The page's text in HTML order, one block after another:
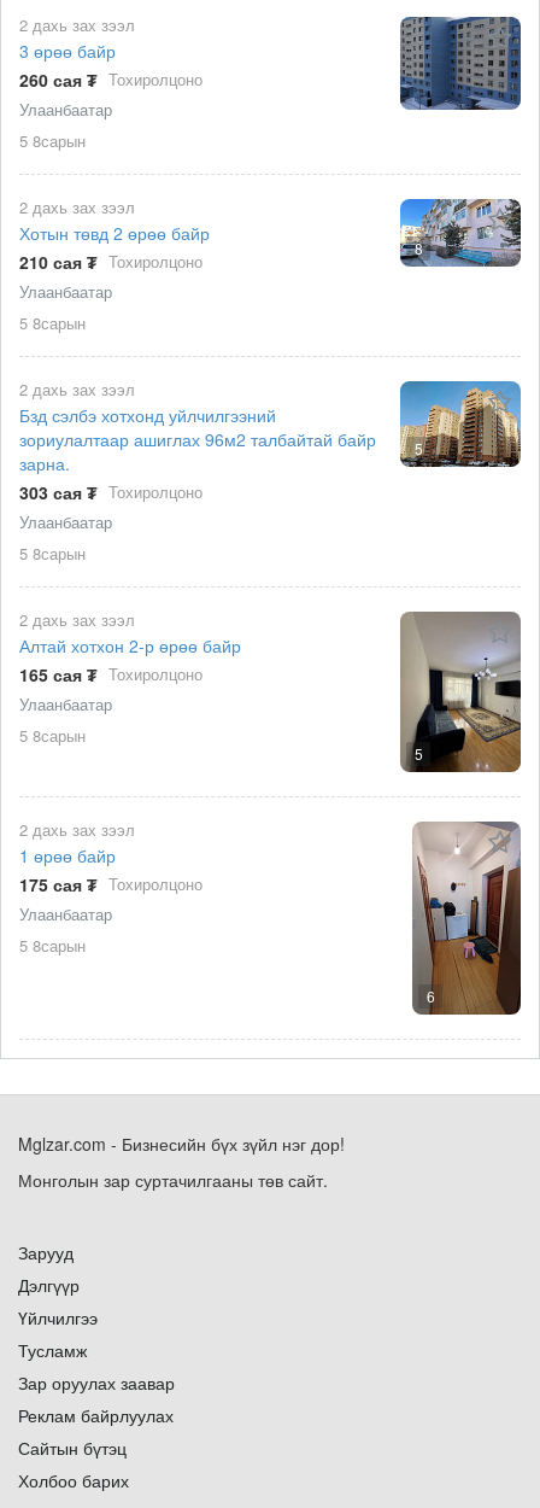
2 дахь зах зээл
3 өрөө байр
260 сая ₮ Тохиролцоно
Улаанбаатар
5 8сарын
8
2 дахь зах зээл
Хотын төвд 2 өрөө байр
210 сая ₮ Тохиролцоно
Улаанбаатар
5 8сарын
5
2 дахь зах зээл
Бзд сэлбэ хотхонд уйлчилгээний
зориулалтаар ашиглах 96м2 талбайтай байр
зарна.
303 сая ₮ Тохиролцоно
Улаанбаатар
5 8сарын
5
2 дахь зах зээл
Алтай хотхон 2-р өрөө байр
165 сая ₮ Тохиролцоно
Улаанбаатар
5 8сарын
6
2 дахь зах зээл
1 өрөө байр
175 сая ₮ Тохиролцоно
Улаанбаатар
5 8сарын
Mglzar.com - Бизнесийн бүх зүйл нэг дор!
Монголын зар суртачилгааны төв сайт.
Зарууд
Дэлгүүр
Үйлчилгээ
Тусламж
Зар оруулах заавар
Реклам байрлуулах
Сайтын бүтэц
Холбоо барих